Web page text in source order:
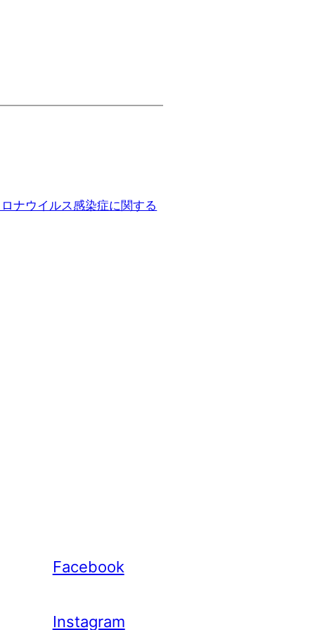
ロナウイルス感染症に関する
Facebook
Instagram